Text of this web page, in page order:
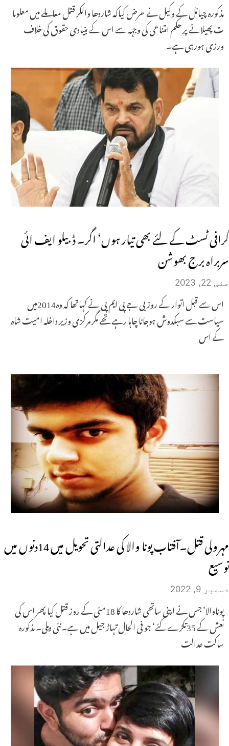
مذکورہ چیانل کے وکیل نے عرض کیاکہ شاردھا والکر قتل معاملے میں معلوما
ت پھیلانے پر حکم امتناعی کی وجہہ سے اس کے بنیادی حقوق کی خلاف
ورزی ہورہی ہے۔
گرافی ٹسٹ کے لئے بھی تیار ہوں‘ اگر۔ ڈبیلو ایف ائی
سربراہ برج بھوشن
مئی 22, 2023
اس سے قبل اتوار کے روز بی جے پی ایم پی نے کہاتھا کہ وہ2014میں
سیاست سے سبکدوش ہوجانا چاہا رہے تھے مگر مرکزی وزیر داخلہ امیت شاہ
کے اس
مہرولی قتل۔آفتاب پونا والا کی عدالتی تحویل میں 14دنوں میں
توسیع
دسمبر 9, 2022
پوناوالا‘ جس نے اپنی ساتھی شاردھا کا 18مئی کے روز قتل کیا پھر اس کی
نعش کے 35تکڑے کئے‘ جو فی الحال تہاڑ جیل میں ہے۔نئی دہلی۔ مذکورہ
ساکت عدالت